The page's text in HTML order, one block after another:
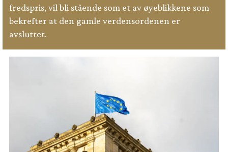
fredspris, vil bli stående som et av øyeblikkene som
bekrefter at den gamle verdensordenen er
avsluttet.